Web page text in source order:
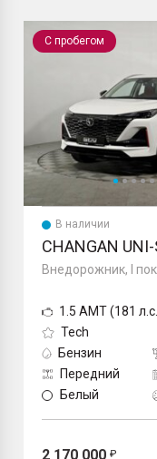
С пробегом
UNI-S
В наличии
CHANGAN UNI-
Внедорожник, I
1.5 AMT (181
Tech
Бензин
Передний
Белый
2 170 000